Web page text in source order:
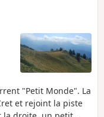
qui vous sera
Rose, le Liskamm et
Gressoney.
"Petit Monde". La
et rejoint la piste